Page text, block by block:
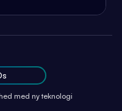
med ny teknologi